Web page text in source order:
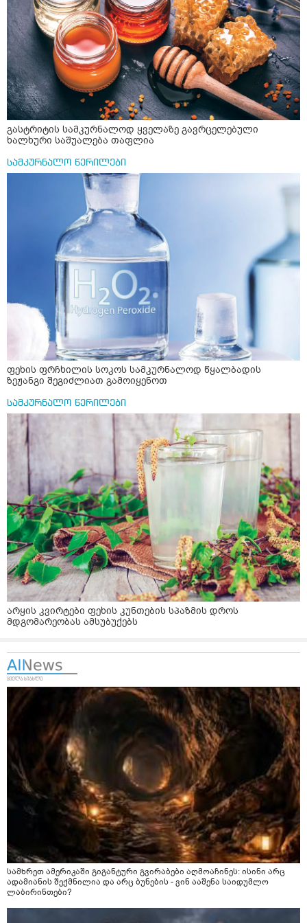
გასტრიტის სამკურნალოდ ყველაზე გავრცელებული
ხალხური საშუალება თაფლია
სამკურნალო წერილები
ფეხის ფრჩხილის სოკოს სამკურნალოდ წყალბადის
ზეჟანგი შეგიძლიათ გამოიყენოთ
სამკურნალო წერილები
არყის კვირტები ფეხის კუნთების სპაზმის დროს
მდგომარეობას ამსუბუქებს
სამხრეთ ამერიკაში გიგანტური გვირაბები აღმოაჩინეს: ისინი არც
ადამიანის შექმნილია და არც ბუნების - ვინ ააშენა საიდუმლო
ლაბირინთები?